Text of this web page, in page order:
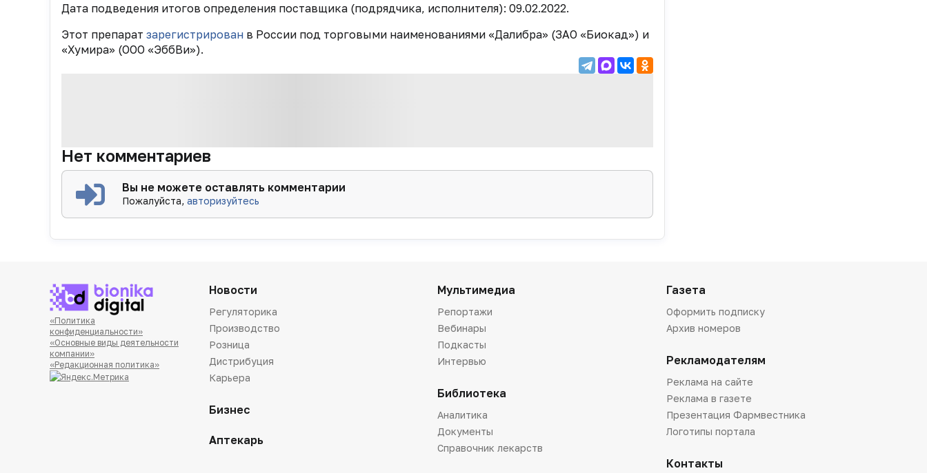
Дата подведения итогов определения поставщика (подрядчика, исполнителя): 09.02.2022.
Этот препарат зарегистрирован в России под торговыми наименованиями «Далибра» (ЗАО «Биокад») и
«Хумира» (ООО «ЭббВи»).
Нет комментариев
Вы не можете оставлять комментарии
Пожалуйста,авторизуйтесь
«Политика
конфиденциальности»
«Основные виды деятельности
компании»
«Редакционная политика»
Новости
Регуляторика
Производство
Розница
Дистрибуция
Карьера
Бизнес
Аптекарь
Мультимедиа
Репортажи
Вебинары
Подкасты
Интервью
Библиотека
Аналитика
Документы
Справочник лекарств
Газета
Оформить подписку
Архив номеров
Рекламодателям
Реклама на сайте
Реклама в газете
Презентация Фармвестника
Логотипы портала
Контакты